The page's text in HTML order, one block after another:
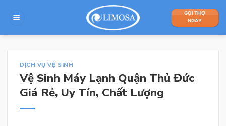
GỌI THỢ
NGAY
DỊCH VỤ VỆ SINH
Vệ Sinh Máy Lạnh Quận Thủ Đức
Giá Rẻ, Uy Tín, Chất Lượng